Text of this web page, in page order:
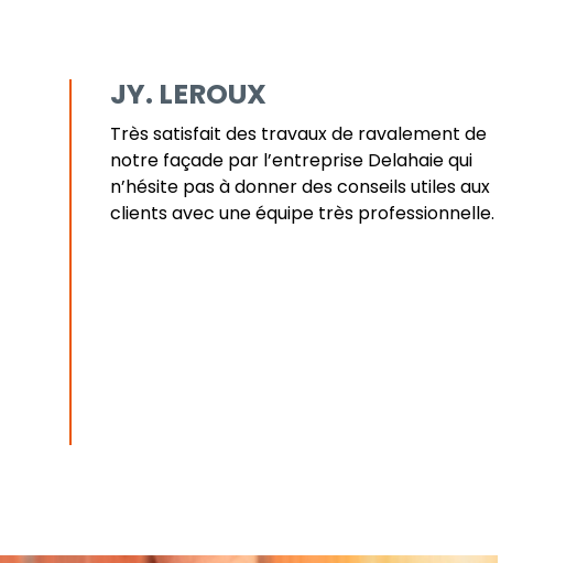
JY. LEROUX
Très satisfait des travaux de ravalement de
notre façade par l’entreprise Delahaie qui
n’hésite pas à donner des conseils utiles aux
clients avec une équipe très professionnelle.